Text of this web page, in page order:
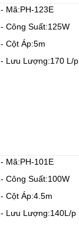
- Mã:PH-123E
- Công Suất:125W
- Cột Áp:5m
- Lưu Lượng:170 L/p
- Mã:PH-101E
- Công Suất:100W
- Cột Áp:4.5m
- Lưu Lượng:140L/p